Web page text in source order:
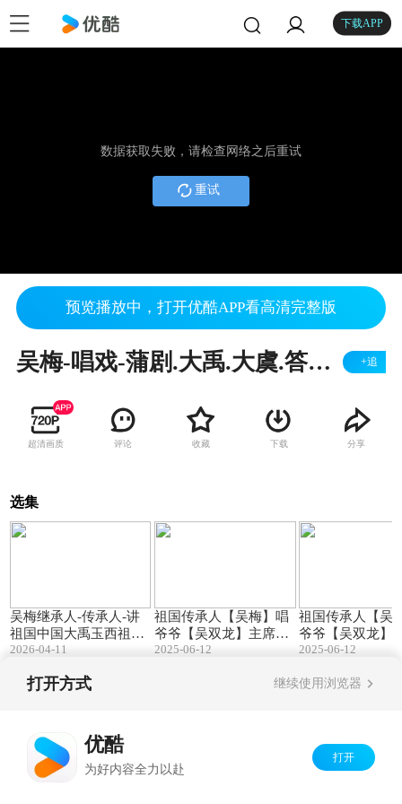
下载APP
数据获取失败，请检查网络之后重试
重试
预览播放中，打开优酷APP看高清完整版
吴梅-唱戏-蒲剧.大禹.大虞.答语.玉西王母 +追
超清画质 评论 收藏 下载 分享
选集
吴梅继承人-传承人-讲
祖国中国大禹玉西祖先
历史文化2026.4.11
2026-04-11
祖国传承人【吴梅】唱
爷爷【吴双龙】主席20
25-6.
2025-06-12
祖国传承人【吴
爷爷【吴双龙】
25-6.
2025-06-12
打开方式 继续使用浏览器
优酷
为好内容全力以赴
打开